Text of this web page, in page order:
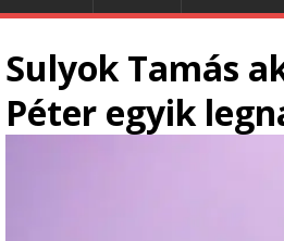
Sulyok Tamás
Péter egyik